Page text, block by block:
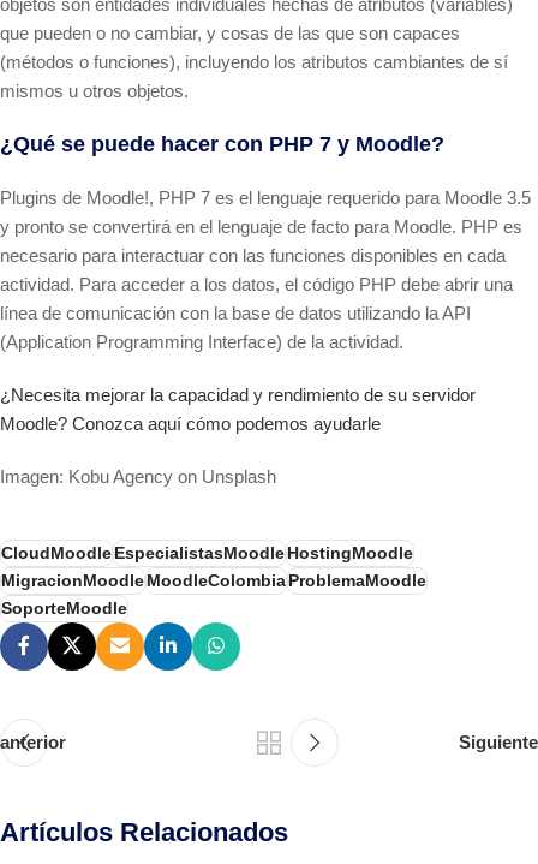
objetos son entidades individuales hechas de atributos (variables)
que pueden o no cambiar, y cosas de las que son capaces
(métodos o funciones), incluyendo los atributos cambiantes de sí
mismos u otros objetos.
¿Qué se puede hacer con PHP 7 y Moodle?
Plugins de Moodle!, PHP 7 es el lenguaje requerido para Moodle 3.5
y pronto se convertirá en el lenguaje de facto para Moodle. PHP es
necesario para interactuar con las funciones disponibles en cada
actividad. Para acceder a los datos, el código PHP debe abrir una
línea de comunicación con la base de datos utilizando la API
(Application Programming Interface) de la actividad.
¿Necesita mejorar la capacidad y rendimiento de su servidor
Moodle? Conozca aquí cómo podemos ayudarle
Imagen: Kobu Agency on Unsplash
CloudMoodleEspecialistasMoodleHostingMoodle
MigracionMoodleMoodleColombiaProblemaMoodle
SoporteMoodle
anterior Siguiente
Artículos Relacionados